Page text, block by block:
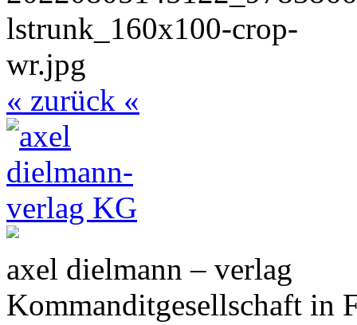
« zurück «
axel dielmann – verlag
Kommanditgesellschaft in